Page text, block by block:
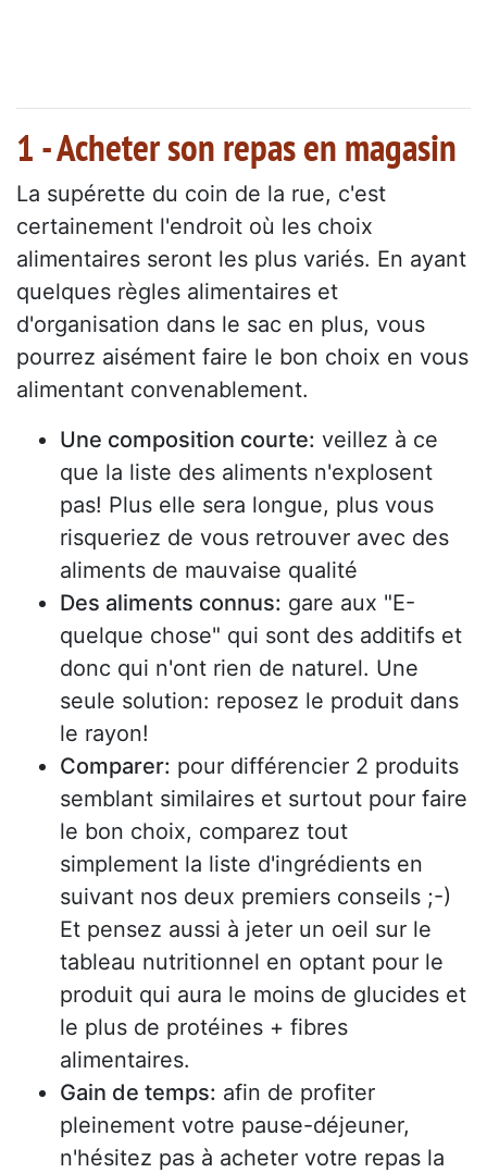
1 - Acheter son repas en magasin
La supérette du coin de la rue, c'est
certainement l'endroit où les choix
alimentaires seront les plus variés. En ayant
quelques règles alimentaires et
d'organisation dans le sac en plus, vous
pourrez aisément faire le bon choix en vous
alimentant convenablement.
Une composition courte: veillez à ce
que la liste des aliments n'explosent
pas! Plus elle sera longue, plus vous
risqueriez de vous retrouver avec des
aliments de mauvaise qualité
Des aliments connus: gare aux "E-
quelque chose" qui sont des additifs et
donc qui n'ont rien de naturel. Une
seule solution: reposez le produit dans
le rayon!
Comparer: pour différencier 2 produits
semblant similaires et surtout pour faire
le bon choix, comparez tout
simplement la liste d'ingrédients en
suivant nos deux premiers conseils ;-)
Et pensez aussi à jeter un oeil sur le
tableau nutritionnel en optant pour le
produit qui aura le moins de glucides et
le plus de protéines + fibres
alimentaires.
Gain de temps: afin de profiter
pleinement votre pause-déjeuner,
n'hésitez pas à acheter votre repas la